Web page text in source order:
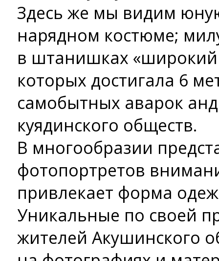
Здесь же мы видим
нарядном костюме;
в штанишках
которых достигала 6
самобытных аварок
куядинского обществ.
В многообразии
фотопортретов
привлекает форма
Уникальные по своей
жителей Акушинского